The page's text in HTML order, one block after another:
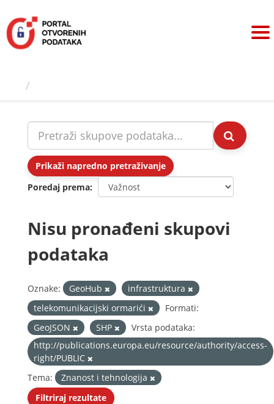
sadržaj
Prikaži napredno pretraživanje
Poredaj prema
Nisu pronađeni skupovi
podataka
Oznake: GeoHub
infrastruktura
telekomunikacijski ormarići
Formati:
GeoJSON
SHP
Vrsta podataka:
http://publications.europa.eu/resource/authority/access-
right/PUBLIC
Tema:
Znanost i tehnologija
Filtriraj rezultate